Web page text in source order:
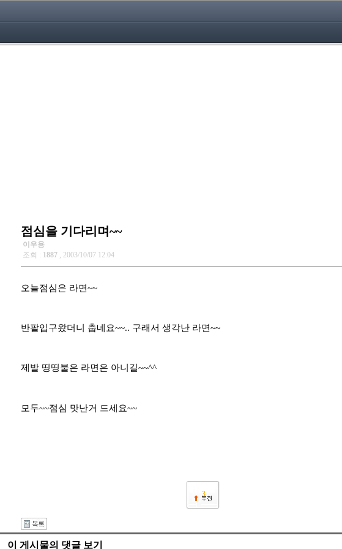
점심을 기다리며~~
이우용
조회 : 1887 , 2003/10/07 12:04
오늘점심은 라면~~
반팔입구왔더니 춥네요~~.. 구래서 생각난 라면~~
제발 띵띵불은 라면은 아니길~~^^
모두~~점심 맛난거 드세요~~
3
이 게시물의 댓글 보기